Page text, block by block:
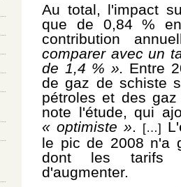
Au total, l'impact
que de 0,84 %
contribution
compareravec un
de 1,4 % ». Entre
de gaz de schiste
pétroles et des
note l'étude, qui
« optimiste ». […] L'
le pic de 2008 n'a
dont les tarifs
d'augmenter.